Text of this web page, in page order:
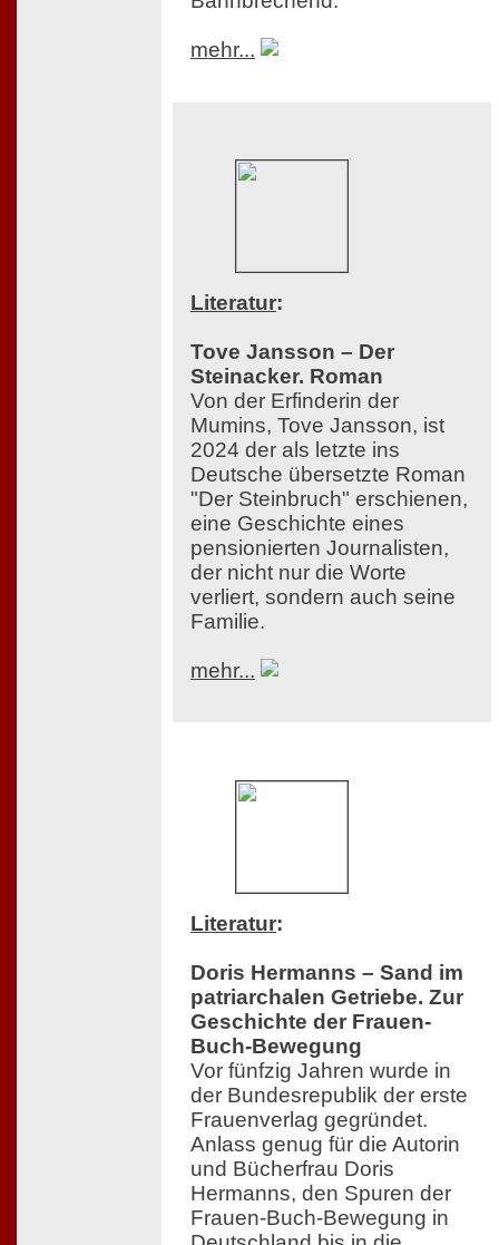
mehr...
Literatur:
Tove Jansson – Der
Steinacker. Roman
Von der Erfinderin der
Mumins, Tove Jansson, ist
2024 der als letzte ins
Deutsche übersetzte Roman
"Der Steinbruch" erschienen,
eine Geschichte eines
pensionierten Journalisten,
der nicht nur die Worte
verliert, sondern auch seine
Familie.
mehr...
Literatur:
Doris Hermanns – Sand im
patriarchalen Getriebe. Zur
Geschichte der Frauen-
Buch-Bewegung
Vor fünfzig Jahren wurde in
der Bundesrepublik der erste
Frauenverlag gegründet.
Anlass genug für die Autorin
und Bücherfrau Doris
Hermanns, den Spuren der
Frauen-Buch-Bewegung in